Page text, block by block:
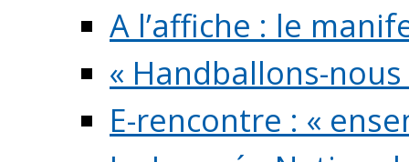
A l’affiche : le
« Handballons-
E-rencontre : «